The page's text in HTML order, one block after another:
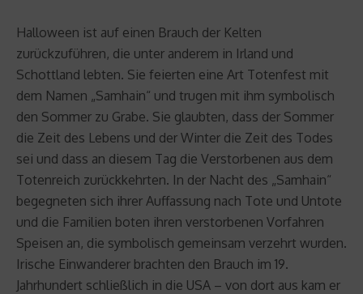
Halloween ist auf einen Brauch der Kelten
zurückzuführen, die unter anderem in Irland und
Schottland lebten. Sie feierten eine Art Totenfest mit
dem Namen „Samhain“ und trugen mit ihm symbolisch
den Sommer zu Grabe. Sie glaubten, dass der Sommer
die Zeit des Lebens und der Winter die Zeit des Todes
sei und dass an diesem Tag die Verstorbenen aus dem
Totenreich zurückkehrten. In der Nacht des „Samhain“
begegneten sich ihrer Auffassung nach Tote und Untote
und die Familien boten ihren verstorbenen Vorfahren
Speisen an, die symbolisch gemeinsam verzehrt wurden.
Irische Einwanderer brachten den Brauch im 19.
Jahrhundert schließlich in die USA – von dort aus kam er